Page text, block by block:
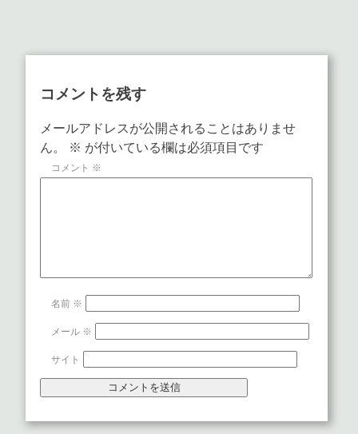
コメントを残す
メールアドレスが公開されることはありませ
ん。
※ が付いている欄は必須項目です
コメント ※
名前 ※
メール ※
サイト